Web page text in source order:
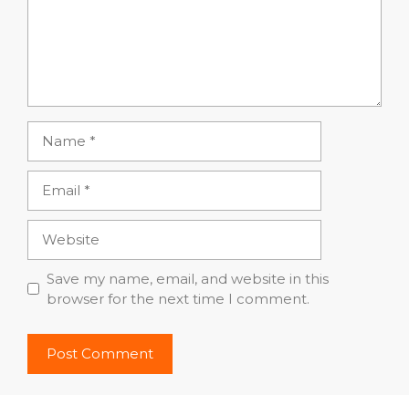
Save my name, email, and website in this
browser for the next time I comment.